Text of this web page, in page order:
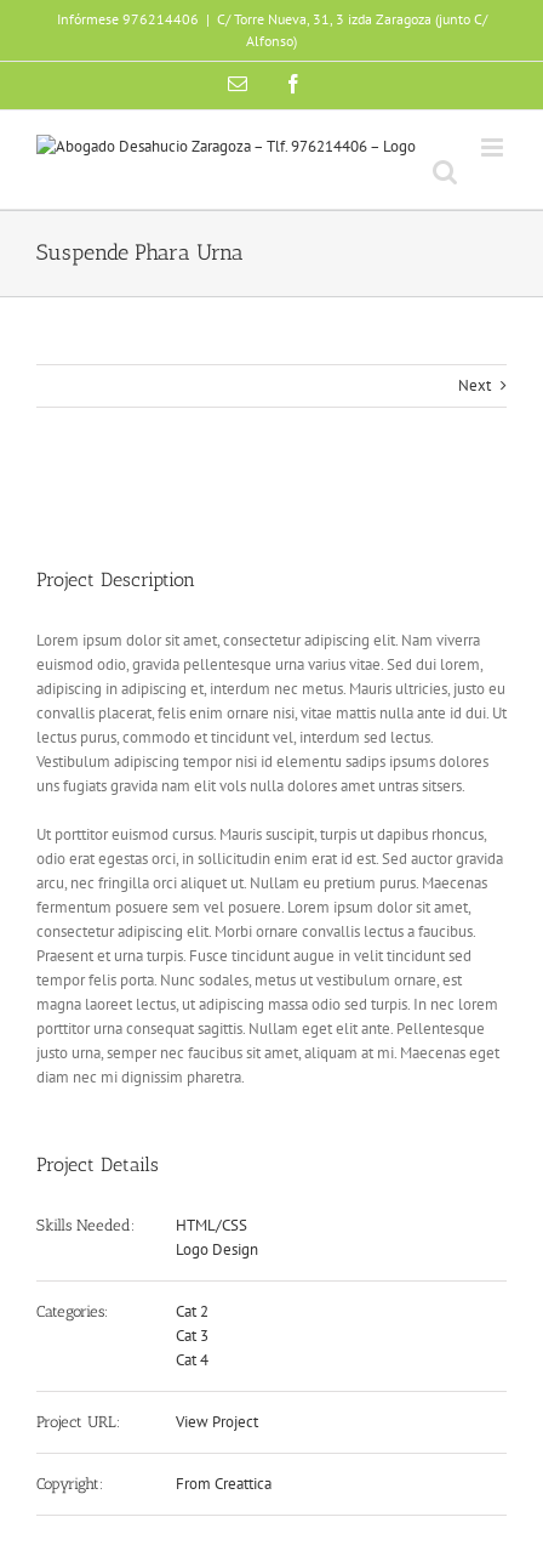
content
Infórmese 976214406 | C/ Torre Nueva, 31, 3 izda Zaragoza (junto C/
Alfonso)
Email
Suspende Phara Urna
Next
Project Description
Lorem ipsum dolor sit amet, consectetur adipiscing elit. Nam viverra
euismod odio, gravida pellentesque urna varius vitae. Sed dui lorem,
adipiscing in adipiscing et, interdum nec metus. Mauris ultricies, justo eu
convallis placerat, felis enim ornare nisi, vitae mattis nulla ante id dui. Ut
lectus purus, commodo et tincidunt vel, interdum sed lectus.
Vestibulum adipiscing tempor nisi id elementu sadips ipsums dolores
uns fugiats gravida nam elit vols nulla dolores amet untras sitsers.
Ut porttitor euismod cursus. Mauris suscipit, turpis ut dapibus rhoncus,
odio erat egestas orci, in sollicitudin enim erat id est. Sed auctor gravida
arcu, nec fringilla orci aliquet ut. Nullam eu pretium purus. Maecenas
fermentum posuere sem vel posuere. Lorem ipsum dolor sit amet,
consectetur adipiscing elit. Morbi ornare convallis lectus a faucibus.
Praesent et urna turpis. Fusce tincidunt augue in velit tincidunt sed
tempor felis porta. Nunc sodales, metus ut vestibulum ornare, est
magna laoreet lectus, ut adipiscing massa odio sed turpis. In nec lorem
porttitor urna consequat sagittis. Nullam eget elit ante. Pellentesque
justo urna, semper nec faucibus sit amet, aliquam at mi. Maecenas eget
diam nec mi dignissim pharetra.
Project Details
Skills Needed:
HTML/CSS
Logo Design
Categories:
Cat 2
Cat 3
Cat 4
Project URL: View Project
Copyright: From Creattica